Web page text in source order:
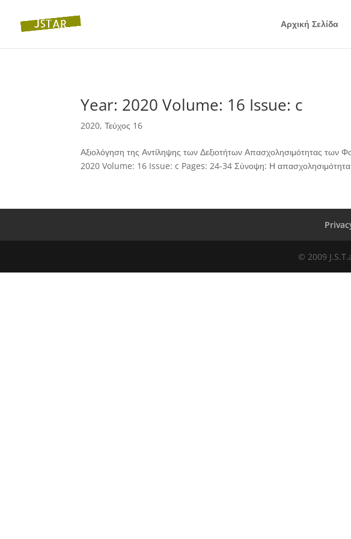
Αρχική Σελίδα
Year: 2020 Volume: 16 Issue: c
2020,Τεύχος 16
Αξιολόγηση της Αντίληψης των Δεξιοτήτων Απασχολησιμότητας
2020 Volume: 16 Issue: c Pages: 24-34 Σύνοψη: Η απασχολησιμότητα
© 2009